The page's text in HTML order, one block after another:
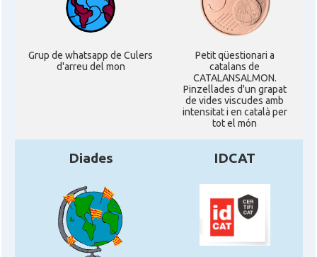
Grup de whatsapp de Culers
d'arreu del mon
Petit qüestionari a
catalans de
CATALANSALMON.
Pinzellades d'un grapat
de vides viscudes amb
intensitat i en català per
tot el món
Diades IDCAT